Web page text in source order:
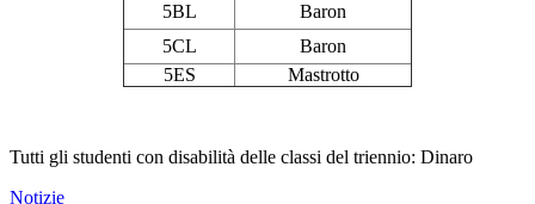
5BL
Baron
5CL
Baron
5ES
Mastrotto
Tutti gli studenti con disabilità delle classi del triennio: Dinaro
Notizie